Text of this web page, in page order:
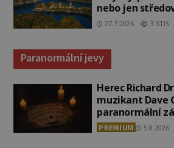
nebo jen
27.7.2026 3.3TIS
Paranormální jevy
Herec Richard
muzikant Dave
paranormální
PREMIUM 5.8.2026